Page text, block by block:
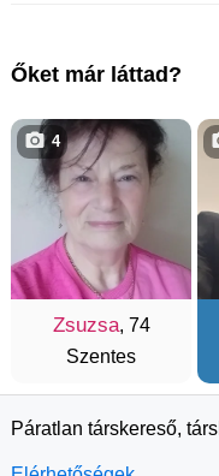
Őket már láttad?
Zsuzsa, 74
Szentes
4
Páratlan társkereső,